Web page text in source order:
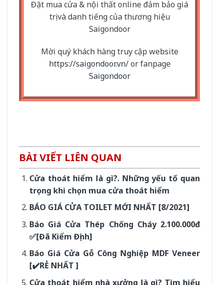
Đặt mua cửa & nội thất online đảm bảo giá
trị và danh tiếng của thương hiệu
Saigondoor
Mời quý khách hàng truy cập website
https://saigondoor.vn/ or fanpage
Saigondoor
BÀI VIẾT LIÊN QUAN
Cửa thoát hiểm là gì?. Những yếu tố quan
trọng khi chọn mua cửa thoát hiểm
BÁO GIÁ CỬA TOILET MỚI NHẤT [8/2021]
Báo Giá Cửa Thép Chống Cháy 2.100.000đ
✅[Đã Kiểm Định]
Báo Giá Cửa Gỗ Công Nghiệp MDF Veneer
[✔️RẺ NHẤT ]
Cửa thoát hiểm nhà xưởng là gì? Tìm hiểu